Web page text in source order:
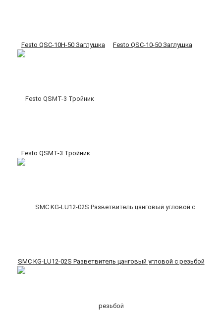
Festo QSC-10H-50 Заглушка Festo QSC-10-50 Заглушка
Festo QSMT-3 Тройник
SMC KG-LU12-02S Разветвитель цанговый угловой с резьбой